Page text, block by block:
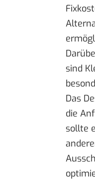
sind
Das
die
sollte